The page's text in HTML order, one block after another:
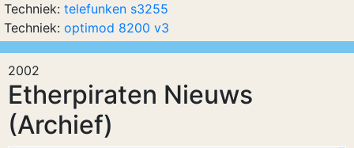
2002
Etherpiraten Nieuws
(Archief)
Techniek: telefunken s3255
Techniek: optimod 8200 v3